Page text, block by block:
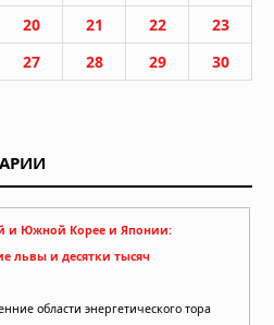
20 21 22
23
27 28 29
30
и Южной Корее и Японии:
львы и десятки тысяч
области энергетического тора